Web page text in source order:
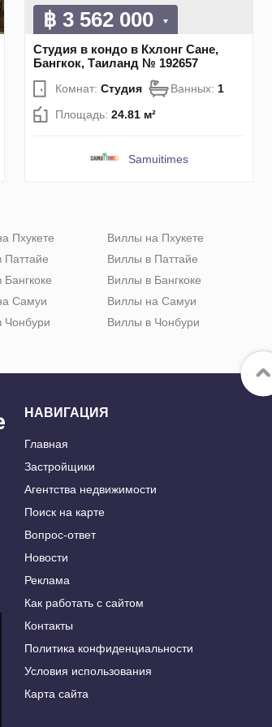
฿ 3 562 000
Студия в кондо в Кхлонг Сане,
Бангкок, Таиланд № 192657
Комнат: Студия Ванных: 1
Площадь: 24.81 м²
Samuitimes
Пхукете
Паттайе
Самуи
Чонбури
Виллы на Пхукете
Виллы в Паттайе
Виллы в Бангкоке
Виллы на Самуи
Виллы в Чонбури
НАВИГАЦИЯ
Главная
Застройщики
Агентства недвижимости
Поиск на карте
Вопрос-ответ
Новости
Реклама
Как работать с сайтом
Контакты
Политика конфиденциальности
Условия использования
Карта сайта